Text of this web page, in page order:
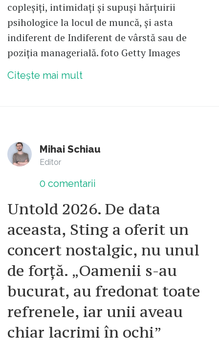
copleșiți, intimidați și supuși hărțuirii
psihologice la locul de muncă, și asta
indiferent de Indiferent de vârstă sau de
poziția managerială. foto Getty Images
Citește mai mult
Mihai Schiau
Editor
0 comentarii
Untold 2026. De data
aceasta, Sting a oferit un
concert nostalgic, nu unul
de forță. „Oamenii s-au
bucurat, au fredonat toate
refrenele, iar unii aveau
chiar lacrimi în ochi”